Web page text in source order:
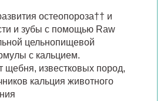
остеопороза†† и
и зубы с помощью Raw
цельнопищевой
с кальцием.
щебня, известковых пород,
кальция животного